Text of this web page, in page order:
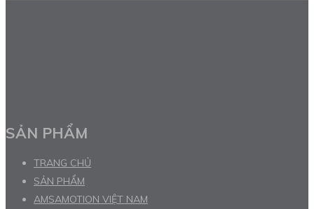
SẢN PHẨM
TRANG CHỦ
SẢN PHẨM
AMSAMOTION VIỆT NAM